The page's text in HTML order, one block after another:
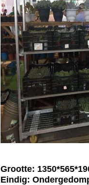
Grootte:
Eindig: